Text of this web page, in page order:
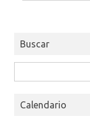
Buscar
Calendario